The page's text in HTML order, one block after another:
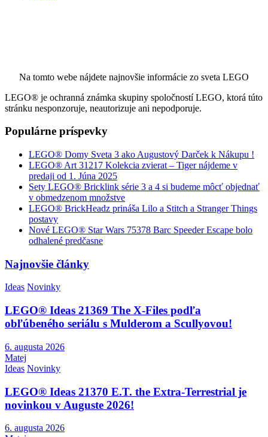
Na tomto webe nájdete najnovšie informácie zo sveta LEGO
LEGO® je ochranná známka skupiny spoločností LEGO, ktorá túto
stránku nesponzoruje, neautorizuje ani nepodporuje.
Populárne príspevky
LEGO® Domy Sveta 3 ako Augustový Darček k Nákupu !
LEGO® Art 31217 Kolekcia zvierat – Tiger nájdeme v
predaji od 1. Júna 2025
Sety LEGO® Bricklink série 3 a 4 si budeme môcť objednať
v obmedzenom množstve
LEGO® BrickHeadz prináša Lilo a Stitch a Stranger Things
postavy
Nové LEGO® Star Wars 75378 Barc Speeder Escape bolo
odhalené predčasne
Najnovšie články
Ideas Novinky
LEGO® Ideas 21369 The X-Files podľa
obľúbeného seriálu s Mulderom a Scullyovou!
6. augusta 2026
Matej
Ideas Novinky
LEGO® Ideas 21370 E.T. the Extra-Terrestrial je
novinkou v Auguste 2026!
6. augusta 2026